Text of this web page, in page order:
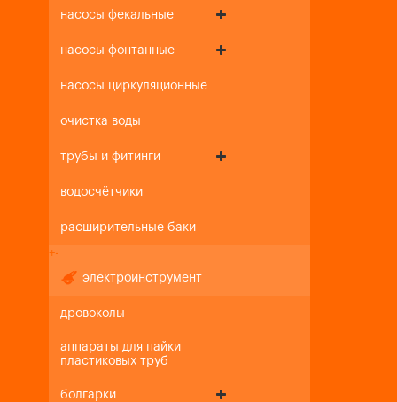
насосы фекальные
насосы фонтанные
насосы циркуляционные
очистка воды
трубы и фитинги
водосчётчики
расширительные баки
+-
электроинструмент
дровоколы
аппараты для пайки
пластиковых труб
болгарки